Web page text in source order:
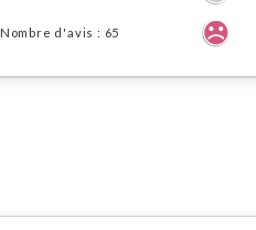
Nombre d'avis : 65